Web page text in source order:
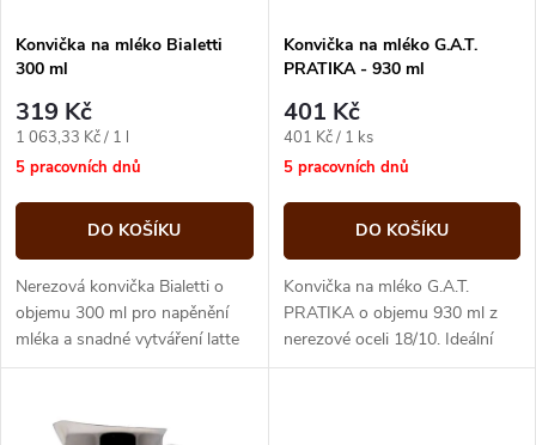
p
r
o
d
u
k
s
p
r
o
d
u
Konvička na mléko Bialetti
300 ml
319 Kč
Měrná
cena:
1 063,33 Kč / 1 l
5 pracovních dnů
DO KOŠÍKU
Nerezová konvička Bialetti o
objemu 300 ml pro napěnění
mléka a snadné vytváření latte
art. Kompaktní pomocník ke
baristovskému...
Konvička na mléko G.A.T.
PRATIKA - 930 ml
401 Kč
Měrná
cena:
401 Kč / 1 ks
5 pracovních dnů
DO KOŠÍKU
Konvička na mléko G.A.T.
PRATIKA o objemu 930 ml z
nerezové oceli 18/10. Ideální
pro našlehání mléčné pěny